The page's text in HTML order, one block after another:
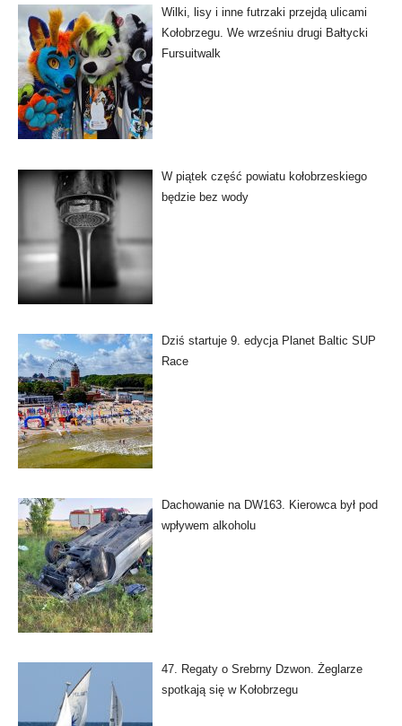
Wilki, lisy i inne futrzaki przejdą ulicami
Kołobrzegu. We wrześniu drugi Bałtycki
Fursuitwalk
W piątek część powiatu kołobrzeskiego
będzie bez wody
Dziś startuje 9. edycja Planet Baltic SUP
Race
Dachowanie na DW163. Kierowca był pod
wpływem alkoholu
47. Regaty o Srebrny Dzwon. Żeglarze
spotkają się w Kołobrzegu